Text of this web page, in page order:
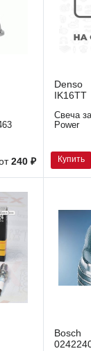
240 ₽
Denso
IK16TT
Свеча
Power
Купить
Bosch